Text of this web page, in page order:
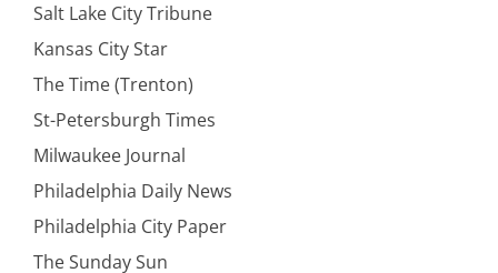
Salt Lake City Tribune
Kansas City Star
The Time (Trenton)
St-Petersburgh Times
Milwaukee Journal
Philadelphia Daily News
Philadelphia City Paper
The Sunday Sun